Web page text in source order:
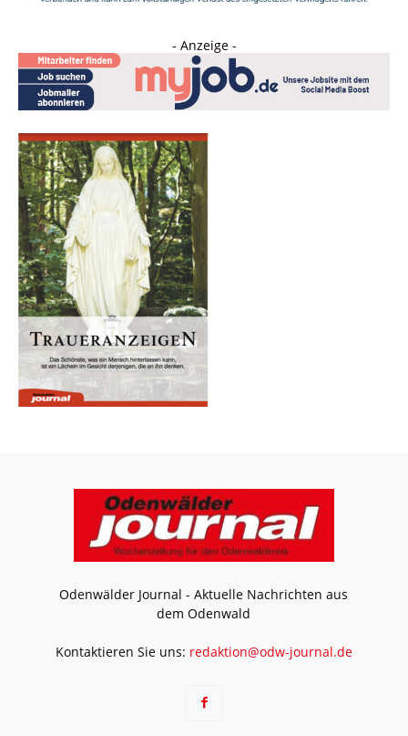
- Anzeige -
Odenwälder Journal - Aktuelle Nachrichten aus
dem Odenwald
Kontaktieren Sie uns: redaktion@odw-journal.de